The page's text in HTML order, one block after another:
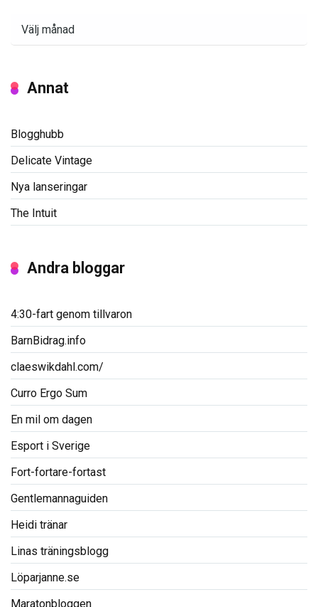
Annat
Blogghubb
Delicate Vintage
Nya lanseringar
The Intuit
Andra bloggar
4:30-fart genom tillvaron
BarnBidrag.info
claeswikdahl.com/
Curro Ergo Sum
En mil om dagen
Esport i Sverige
Fort-fortare-fortast
Gentlemannaguiden
Heidi tränar
Linas träningsblogg
Löparjanne.se
Maratonbloggen